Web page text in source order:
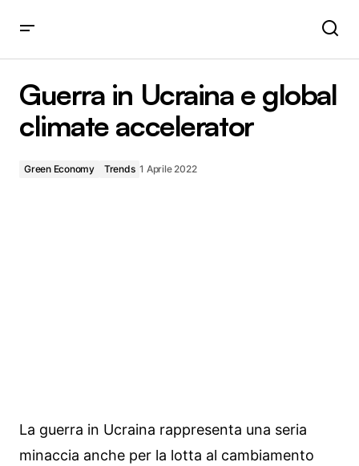
Guerra in Ucraina e global
climate accelerator
Green Economy Trends 1 Aprile 2022
La guerra in Ucraina rappresenta una seria
minaccia anche per la lotta al cambiamento